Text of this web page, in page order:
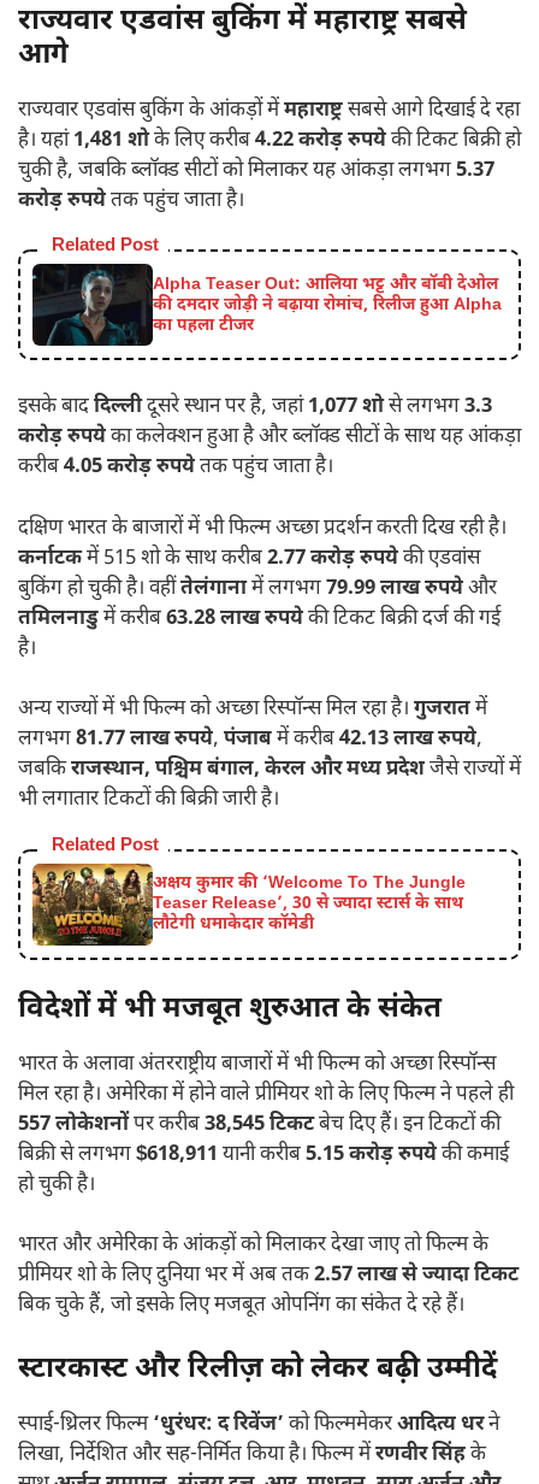
राज्यवार एडवांस बुकिंग में महाराष्ट्र सबसे
आगे
राज्यवार एडवांस बुकिंग के आंकड़ों मेंमहाराष्ट्रसबसे आगे दिखाई दे रहा
है। यहां1,481 शोके लिए करीब4.22 करोड़ रुपयेकी टिकट बिक्री हो
चुकी है, जबकि ब्लॉक्ड सीटों को मिलाकर यह आंकड़ा लगभग5.37
करोड़ रुपयेतक पहुंच जाता है।
Related Post
Alpha Teaser Out: आलिया भट्ट और बॉबी देओल
की दमदार जोड़ी ने बढ़ाया रोमांच, रिलीज हुआ Alpha
का पहला टीजर
इसके बाददिल्लीदूसरे स्थान पर है, जहां1,077 शोसे लगभग3.3
करोड़ रुपयेका कलेक्शन हुआ है और ब्लॉक्ड सीटों के साथ यह आंकड़ा
करीब4.05 करोड़ रुपयेतक पहुंच जाता है।
दक्षिण भारत के बाजारों में भी फिल्म अच्छा प्रदर्शन करती दिख रही है।
कर्नाटकमें 515 शो के साथ करीब2.77 करोड़ रुपयेकी एडवांस
बुकिंग हो चुकी है। वहींतेलंगानामें लगभग79.99 लाख रुपयेऔर
तमिलनाडुमें करीब63.28 लाख रुपयेकी टिकट बिक्री दर्ज की गई
है।
अन्य राज्यों में भी फिल्म को अच्छा रिस्पॉन्स मिल रहा है। गुजरातमें
लगभग81.77 लाख रुपये, पंजाबमें करीब42.13 लाख रुपये,
जबकिराजस्थान, पश्चिम बंगाल, केरल और मध्य प्रदेशजैसे राज्यों में
भी लगातार टिकटों की बिक्री जारी है।
Related Post
अक्षय कुमार की ‘Welcome To The Jungle
Teaser Release’, 30 से ज्यादा स्टार्स के साथ
लौटेगी धमाकेदार कॉमेडी
विदेशों में भी मजबूत शुरुआत के संकेत
भारत के अलावा अंतरराष्ट्रीय बाजारों में भी फिल्म को अच्छा रिस्पॉन्स
मिल रहा है। अमेरिका में होने वाले प्रीमियर शो के लिए फिल्म ने पहले ही
557 लोकेशनोंपर करीब38,545 टिकटबेच दिए हैं। इन टिकटों की
बिक्री से लगभग$618,911 यानी करीब5.15 करोड़ रुपयेकी कमाई
हो चुकी है।
भारत और अमेरिका के आंकड़ों को मिलाकर देखा जाए तो फिल्म के
प्रीमियर शो के लिए दुनिया भर में अब तक2.57 लाख से ज्यादा टिकट
बिक चुके हैं, जो इसके लिए मजबूत ओपनिंग का संकेत दे रहे हैं।
स्टारकास्ट और रिलीज़ को लेकर बढ़ी उम्मीदें
स्पाई-थ्रिलर फिल्म‘धुरंधर: द रिवेंज’ को फिल्ममेकरआदित्य धरने
लिखा, निर्देशित और सह-निर्मित किया है। फिल्म मेंरणवीर सिंहके